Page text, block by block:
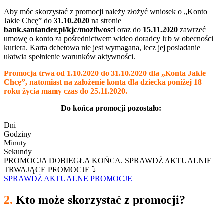
Aby móc skorzystać z promocji należy złożyć wniosek o „Konto
Jakie Chcę” do 31.10.2020 na stronie
bank.santander.pl/kjc/mozliwosci oraz do 15.11.2020 zawrzeć
umowę o konto za pośrednictwem wideo doradcy lub w obecności
kuriera. Karta debetowa nie jest wymagana, lecz jej posiadanie
ułatwia spełnienie warunków aktywności.
Promocja trwa od 1.10.2020 do 31.10.2020 dla „Konta Jakie
Chcę”, natomiast na założenie konta dla dziecka poniżej 18
roku życia mamy czas do 25.11.2020.
Do końca promocji pozostało:
Dni
Godziny
Minuty
Sekundy
PROMOCJA DOBIEGŁA KOŃCA. SPRAWDŹ AKTUALNIE
TRWAJĄCE PROMOCJE ⤵
SPRAWDŹ AKTUALNE PROMOCJE
2. Kto może skorzystać z promocji?